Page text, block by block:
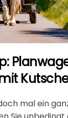
mal ein